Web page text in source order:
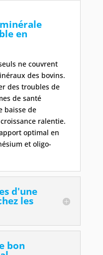
en
ne couvrent
des bovins.
des troubles de
de santé
baisse de
ralentie.
optimal en
et oligo-
d'une
les
bon